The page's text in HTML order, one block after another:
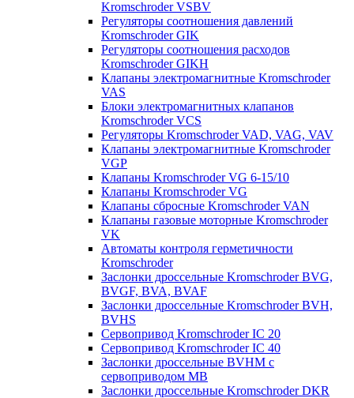
Kromschroder VSBV
Регуляторы соотношения давлений
Kromschroder GIK
Регуляторы соотношения расходов
Kromschroder GIKH
Клапаны электромагнитные Kromschroder
VAS
Блоки электромагнитных клапанов
Kromschroder VCS
Регуляторы Kromschroder VAD, VAG, VAV
Клапаны электромагнитные Kromschroder
VGP
Клапаны Kromschroder VG 6-15/10
Клапаны Kromschroder VG
Клапаны сбросные Kromschroder VAN
Клапаны газовые моторные Kromschroder
VK
Автоматы контроля герметичности
Kromschroder
Заслонки дроссельные Kromschroder BVG,
BVGF, BVA, BVAF
Заслонки дроссельные Kromschroder BVH,
BVHS
Сервопривод Kromschroder IC 20
Сервопривод Kromschroder IC 40
Заслонки дроссельные BVHM с
сервоприводом МВ
Заслонки дроссельные Kromschroder DKR